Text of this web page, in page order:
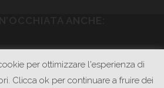
per ottimizzare l'esperienza di
Clicca ok per continuare a fruire dei